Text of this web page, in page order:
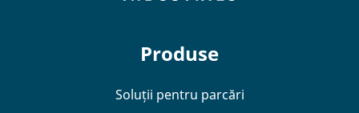
Produse
Soluții pentru parcări